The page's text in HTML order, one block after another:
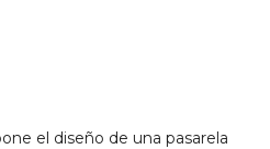
el diseño de una pasarela